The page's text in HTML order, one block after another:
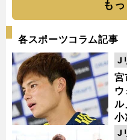
も
各スポーツコラム記事
宮
ル
小
J
J